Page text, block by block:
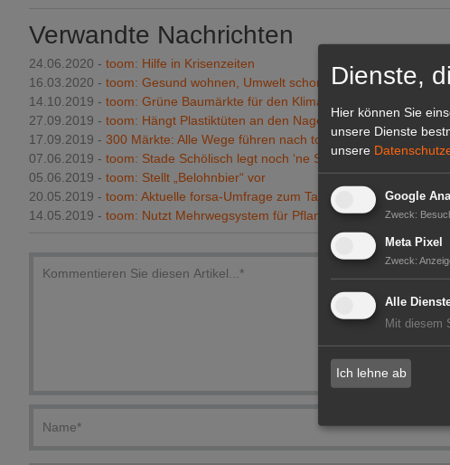
Verwandte Nachrichten
24.06.2020 - toom: Hilfe in Krisenzeiten
16.03.2020 - toom: Gesund wohnen, Umwelt schonen, Geld sparen
14.10.2019 - toom: Grüne Baumärkte für den Klimaschutz
27.09.2019 - toom: Hängt Plastiktüten an den Nagel
17.09.2019 - 300 Märkte: Alle Wege führen nach toom
07.06.2019 - toom: Stade Schölisch legt noch ‘ne Schippe drauf
05.06.2019 - toom: Stellt „Belohnbier“ vor
20.05.2019 - toom: Aktuelle forsa-Umfrage zum Tag der Biene
14.05.2019 - toom: Nutzt Mehrwegsystem für Pflanzentransport
Dienste,
Hier können Sie
unsere Dienste
unsere
Google
Zweck:
Meta Pixel
Zweck:
Alle
Mit diesem
Ich lehne ab